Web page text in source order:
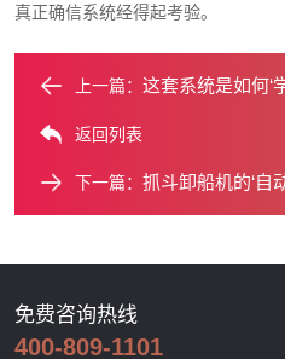
真正确信系统经得起考验。
上一篇： 这套系统是如何‘学
返回列表
下一篇： 抓斗卸船机的‘自动驾
免费咨询热线
400-809-1101